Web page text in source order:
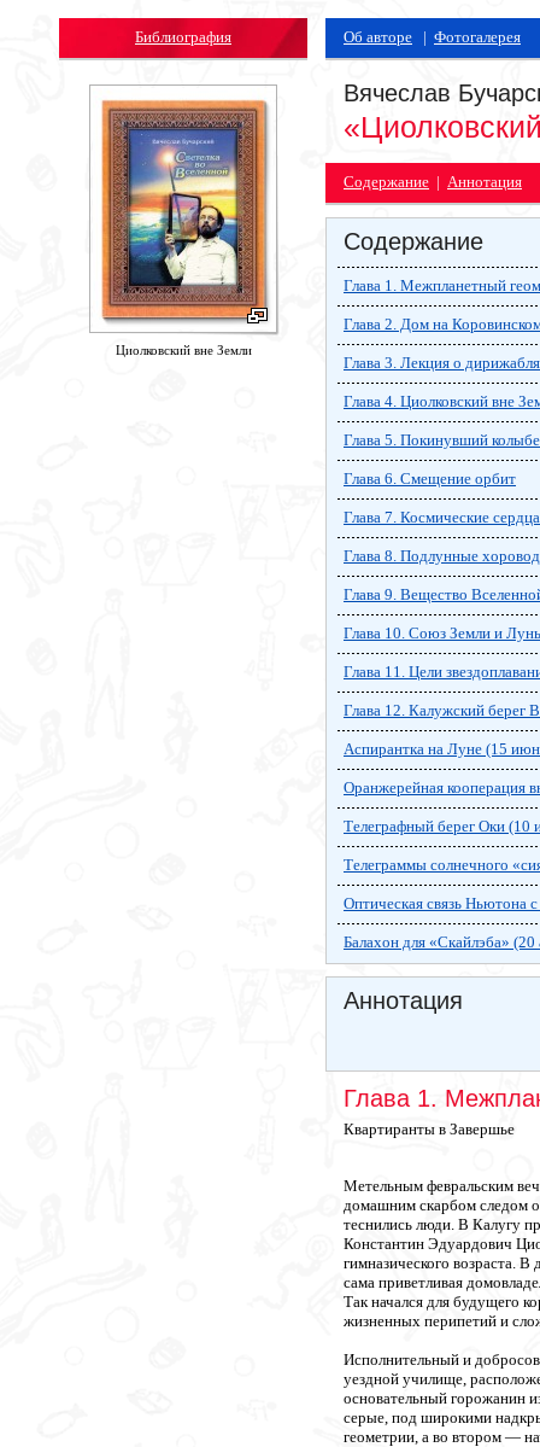
Библиография
Циолковский вне Земли
Об авторе | Фотогалерея
Вячеслав
Содержание | Аннотация
Содержание
Глава 1. Межпланетный
Глава 2. Дом на
Глава 3. Лекция о
Глава 4. Циолковский вне
Глава 5. Покинувший
Глава 6. Смещение орбит
Глава 7. Космические сердца
Глава 8. Подлунные
Глава 9. Вещество
Глава 10. Союз Земли и
Глава 11. Цели
Глава 12. Калужский берег
Аспирантка на Луне (15
Оранжерейная кооперация
Телеграфный берег Оки (10
Телеграммы солнечного
Оптическая связь Ньютона
Балахон для «Скайлэба» (20
Аннотация
Глава 1.
Квартиранты в Завершье
Метельным февральским
домашним скарбом следом
теснились люди. В Калугу
Константин Эдуардович
гимназического возраста.
сама приветливая
Так начался для будущего
жизненных перипетий и
Исполнительный и
уездной училище,
основательный горожанин
серые, под широкими
геометрии, а во втором —